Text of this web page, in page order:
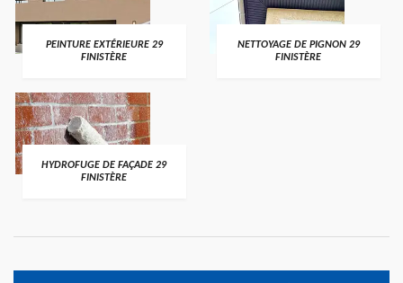
PEINTURE EXTÉRIEURE 29
FINISTÈRE
NETTOYAGE DE PIGNON 29
FINISTÈRE
HYDROFUGE DE FAÇADE 29
FINISTÈRE